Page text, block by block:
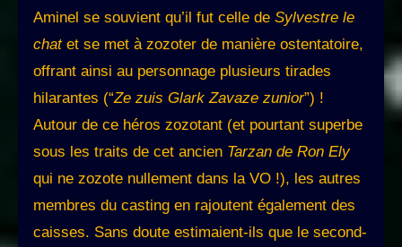
Aminel se souvient qu’il fut celle de Sylvestre le
chatet se met à zozoter de manière ostentatoire,
offrant ainsi au personnage plusieurs tirades
hilarantes (“Ze zuis Glark Zavaze zunior”) !
Autour de ce héros zozotant (et pourtant superbe
sous les traits de cet ancien Tarzan de Ron Ely
qui ne zozote nullement dans la VO !), les autres
membres du casting en rajoutent également des
caisses. Sans doute estimaient-ils que le second-